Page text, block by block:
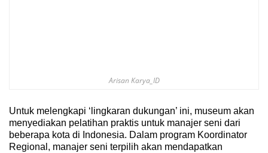
Arisan Karya_ID
Untuk melengkapi ‘lingkaran dukungan’ ini, museum akan
menyediakan pelatihan praktis untuk manajer seni dari
beberapa kota di Indonesia. Dalam program Koordinator
Regional, manajer seni terpilih akan mendapatkan